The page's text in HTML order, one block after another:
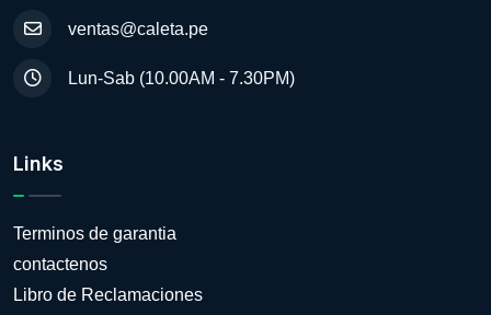
ventas@caleta.pe
Lun-Sab (10.00AM - 7.30PM)
Links
Terminos de garantia
contactenos
Libro de Reclamaciones